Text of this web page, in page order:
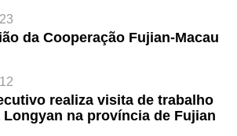
da Cooperação Fujian-Macau
realiza visita de trabalho
Longyan na província de Fujian